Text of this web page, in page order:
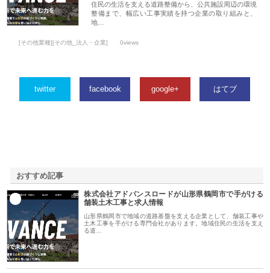
住民の生活を支える道路整備から、公共施設周辺の環境
整備まで、幅広い工事実績を持つ企業の取り組みと、
地…
[その他業種][その他_法人・企業] 0views
twitter facebook google+ はてブ
おすすめ記事
株式会社アドバンスロードが山形県鶴岡市で手がける
舗装土木工事と求人情報
山形県鶴岡市で地域の道路基盤を支える企業として、舗装工事や
土木工事を手がける専門会社があります。地域住民の生活を支え
る道…